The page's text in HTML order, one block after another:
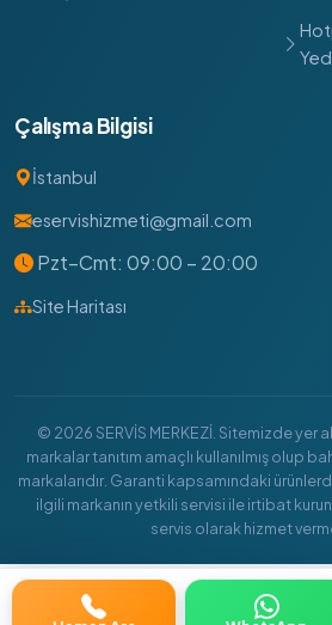
Çalışma Bilgisi
İstanbul
eservishizmeti@gmail.com
Pzt–Cmt: 09:00 – 20:00
Site Haritası
© 2026 SERVİS MERKEZİ. Sitemizde yer
markalar tanıtım amaçlı kullanılmış olup
markalarıdır. Garanti kapsamındaki
ilgili markanın yetkili servisi ile irtibat
servis olarak hizmet